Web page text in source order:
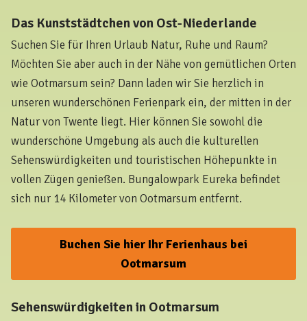
Das Kunststädtchen von Ost-Niederlande
Suchen Sie für Ihren Urlaub Natur, Ruhe und Raum?
Möchten Sie aber auch in der Nähe von gemütlichen Orten
wie Ootmarsum sein? Dann laden wir Sie herzlich in
unseren wunderschönen Ferienpark ein, der mitten in der
Natur von Twente liegt. Hier können Sie sowohl die
wunderschöne Umgebung als auch die kulturellen
Sehenswürdigkeiten und touristischen Höhepunkte in
vollen Zügen genießen. Bungalowpark Eureka befindet
sich nur 14 Kilometer von Ootmarsum entfernt.
Buchen Sie hier Ihr Ferienhaus bei
Ootmarsum
Sehenswürdigkeiten in Ootmarsum